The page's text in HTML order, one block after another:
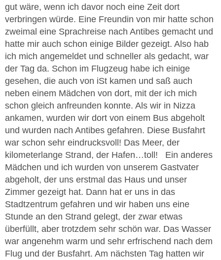
gut wäre, wenn ich davor noch eine Zeit dort
verbringen würde. Eine Freundin von mir hatte schon
zweimal eine Sprachreise nach Antibes gemacht und
hatte mir auch schon einige Bilder gezeigt. Also hab
ich mich angemeldet und schneller als gedacht, war
der Tag da. Schon im Flugzeug habe ich einige
gesehen, die auch von iSt kamen und saß auch
neben einem Mädchen von dort, mit der ich mich
schon gleich anfreunden konnte. Als wir in Nizza
ankamen, wurden wir dort von einem Bus abgeholt
und wurden nach Antibes gefahren. Diese Busfahrt
war schon sehr eindrucksvoll! Das Meer, der
kilometerlange Strand, der Hafen…toll! Ein anderes
Mädchen und ich wurden von unserem Gastvater
abgeholt, der uns erstmal das Haus und unser
Zimmer gezeigt hat. Dann hat er uns in das
Stadtzentrum gefahren und wir haben uns eine
Stunde an den Strand gelegt, der zwar etwas
überfüllt, aber trotzdem sehr schön war. Das Wasser
war angenehm warm und sehr erfrischend nach dem
Flug und der Busfahrt. Am nächsten Tag hatten wir